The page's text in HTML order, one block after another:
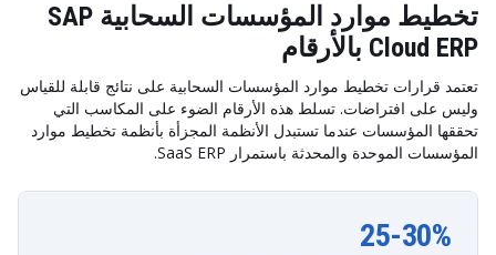
تخطيط موارد المؤسسات السحابية SAP
Cloud ERP بالأرقام
تعتمد قرارات تخطيط موارد المؤسسات السحابية على نتائج قابلة للقياس
وليس على افتراضات. تسلط هذه الأرقام الضوء على المكاسب التي
تحققها المؤسسات عندما تستبدل الأنظمة المجزأة بأنظمة تخطيط موارد
المؤسسات الموحدة والمحدثة باستمرار SaaS ERP.
25-30%